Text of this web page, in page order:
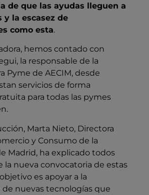
de que las ayudas lleguen a
y la escasez de
como esta.
hemos contado con
la responsable de la
Pyme de AECIM, desde
servicios de forma
para todas las pymes
Marta Nieto, Directora
y Consumo de la
Madrid, ha explicado todos
la nueva convocatoria de estas
es apoyar a la
de nuevas tecnologías que